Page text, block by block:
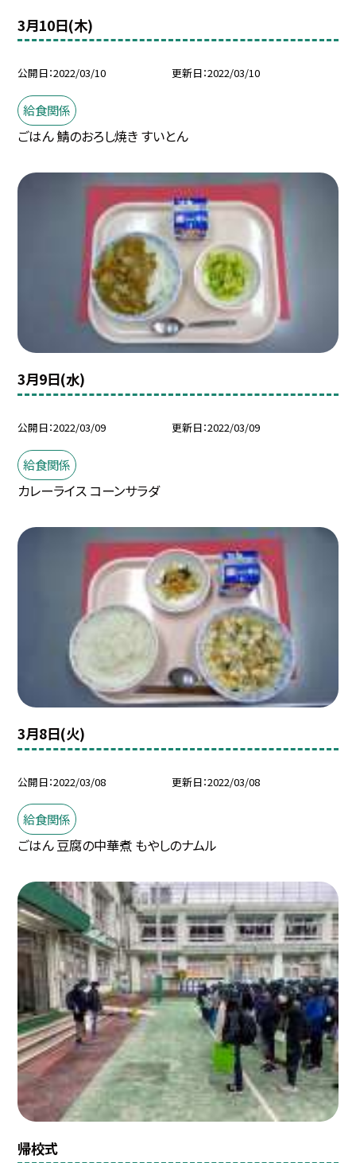
3月10日(木)
公開日 2022/03/10 更新日 2022/03/10
給食関係
ごはん 鯖のおろし焼き すいとん
3月9日(水)
公開日 2022/03/09 更新日 2022/03/09
給食関係
カレーライス コーンサラダ
3月8日(火)
公開日 2022/03/08 更新日 2022/03/08
給食関係
ごはん 豆腐の中華煮 もやしのナムル
帰校式